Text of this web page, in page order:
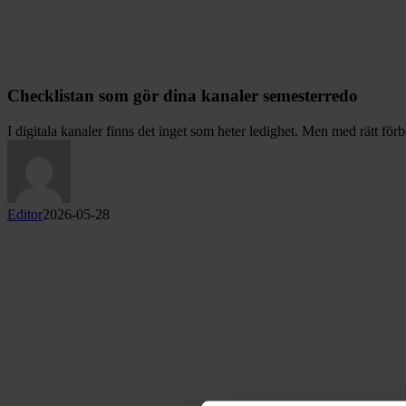
Checklistan som gör dina kanaler semesterredo
I digitala kanaler finns det inget som heter ledighet. Men med rätt
Editor2026-05-28